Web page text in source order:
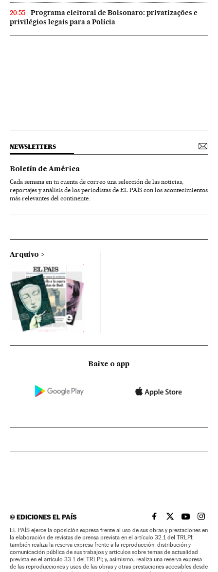
20:55
Programa eleitoral de Bolsonaro: privatizações e
privilégios legais para a Polícia
NEWSLETTERS
Boletín de América
Cada semana en tu cuenta de correo una selección de las noticias,
reportajes y análisis de los periodistas de EL PAÍS con los acontecimientos
más relevantes del continente.
Arquivo
Baixe o app
©EDICIONES EL PAÍS EL PAÍS BRASIL EN
EL PAÍSEL PAÍS
EL
EL PAÍS ejerce la oposición expresa frente al uso de sus obras y prestaciones en
la elaboración de revistas de prensa prevista en el artículo 32.1 del TRLPI;
también realiza la reserva expresa frente a la reproducción, distribución y
comunicación pública de sus trabajos y artículos sobre temas de actualidad
prevista en el artículo 33.1 del TRLPI; y, asimismo, realiza una reserva expresa
de las reproducciones y usos de las obras y otras prestaciones accesibles desde